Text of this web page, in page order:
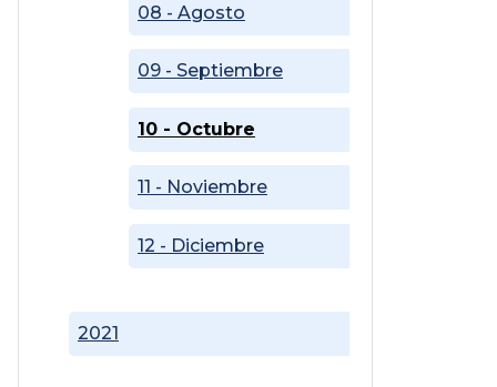
2021
08 - Agosto
09 - Septiembre
10 - Octubre
11 - Noviembre
12 - Diciembre